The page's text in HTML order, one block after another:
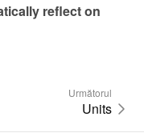
reflect on
Următorul
Units